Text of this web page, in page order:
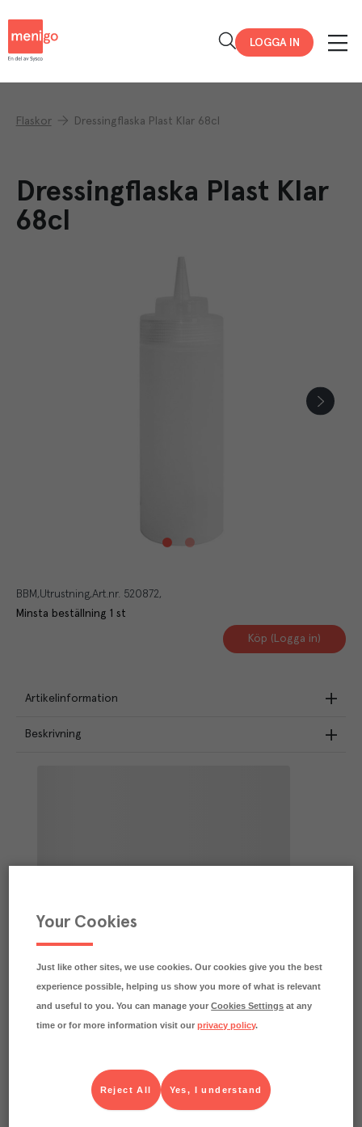
LOGGA IN
Flaskor Dressingflaska Plast Klar 68cl
Dressingflaska Plast Klar
68cl
BBM Utrustning Art.nr. 520872
Minsta beställning 1 st
Köp (Logga in)
Artikelinformation
Beskrivning
Your Cookies
Just like other sites, we use cookies. Our cookies give you the best
experience possible, helping us show you more of what is relevant
and useful to you. You can manage yourCookies Settings at any
time or for more information visit ourprivacy policy.
Yes, I understand
Reject All